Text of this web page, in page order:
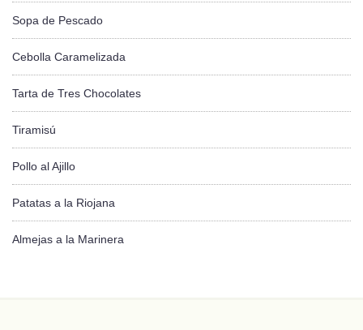
Sopa de Pescado
Cebolla Caramelizada
Tarta de Tres Chocolates
Tiramisú
Pollo al Ajillo
Patatas a la Riojana
Almejas a la Marinera